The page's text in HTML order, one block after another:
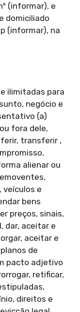
(informar), e
domiciliado
(informar), na
ilimitadas para
negócio e
(a)
fora dele,
transferir ,
alienar ou
e
bens
preços, sinais,
dar, aceitar e
aceitar e
de
pacto adjetivo
retificar,
direitos e